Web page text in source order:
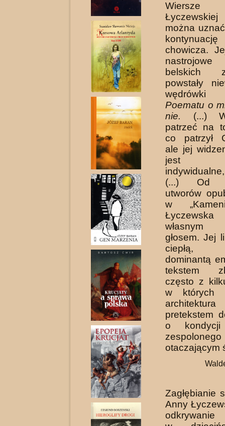
można
chowicza.
belskich
powstały
Poematu o
nie. (...)
patrzeć na
co patrzył
ale jej
jest
(...) Od
utworów
w
Łyczewska
własnym
głosem. Jej
ciepłą,
dominantą
tekstem
często z
w któ­rych
pretekstem
o kondycji
otaczającym
Zagłębianie
Anny
odkrywanie